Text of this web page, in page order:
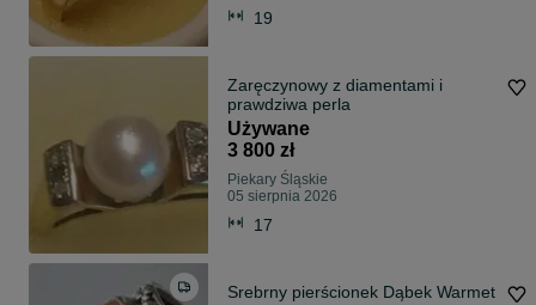
19
Zaręczynowy z diamentami i
prawdziwa perla
Używane
3 800 zł
Piekary Śląskie
05 sierpnia 2026
17
Srebrny pierścionek Dąbek Warmet